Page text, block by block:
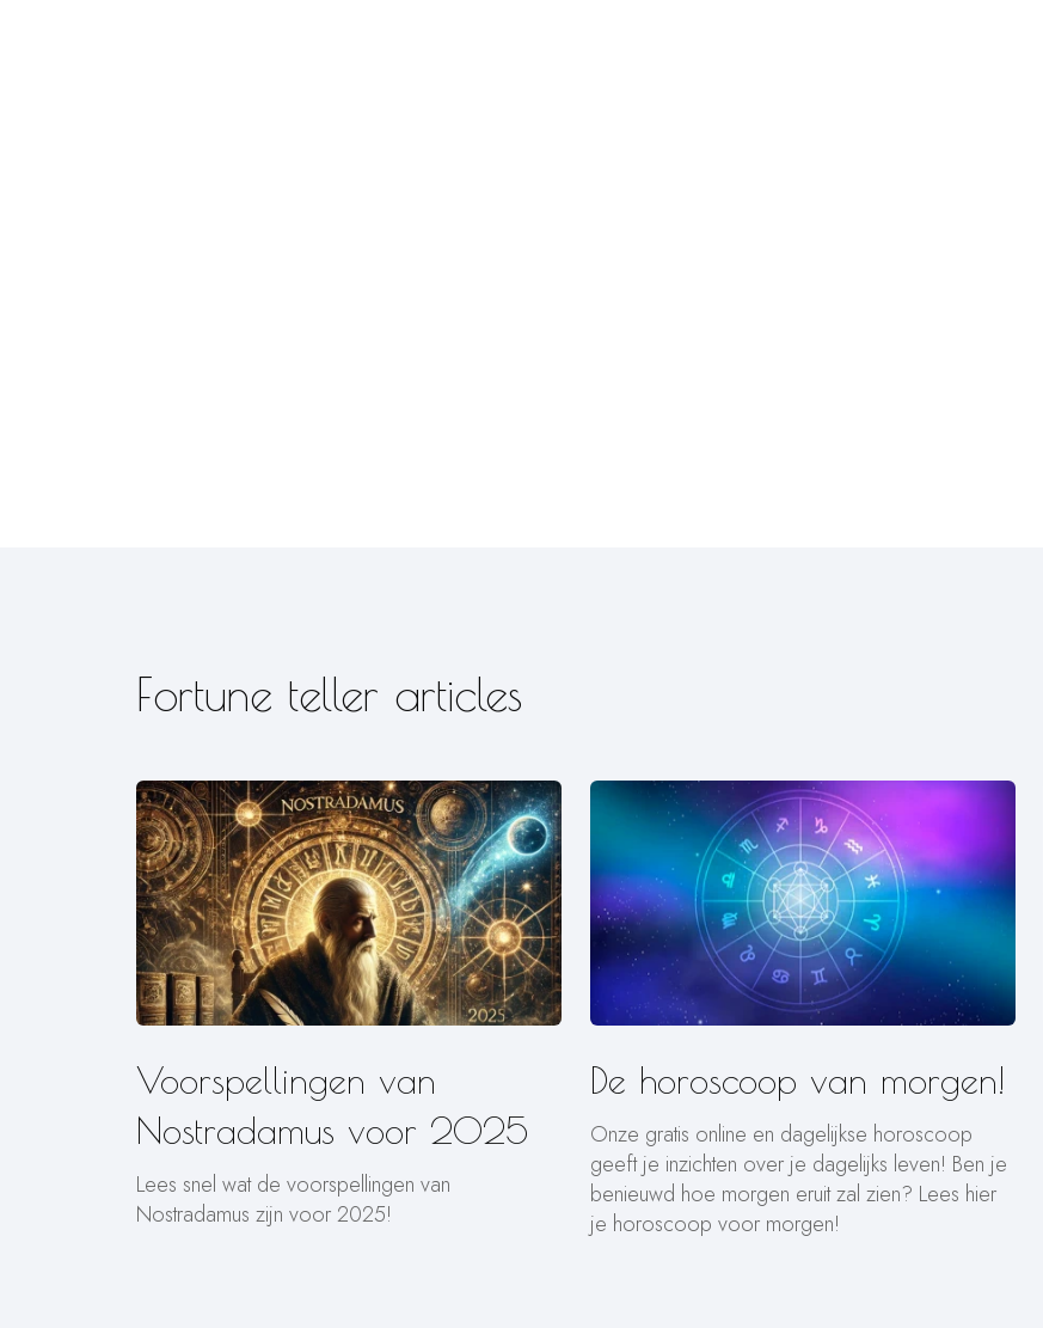
Fortune teller articles
Voorspellingen van
Nostradamus voor 2025
Lees snel wat de voorspellingen van
Nostradamus zijn voor 2025!
De horoscoop van morgen!
Onze gratis online en dagelijkse horoscoop
geeft je inzichten over je dagelijks leven! Ben je
benieuwd hoe morgen eruit zal zien? Lees hier
je horoscoop voor morgen!